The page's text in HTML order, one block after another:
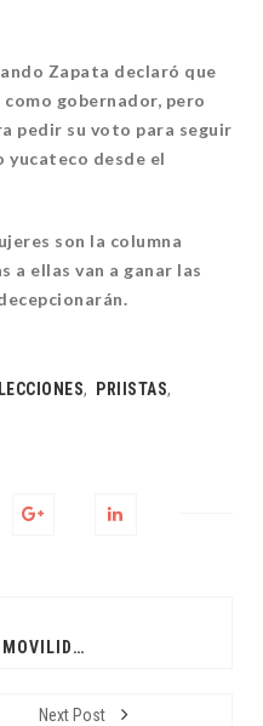
Zapata declaró que
gobernador, pero
pedir su voto para seguir
yucateco desde el
son la columna
a ellas van a ganar las
, PRIISTAS,
EL FUTURO DE LA MOVILIDAD YA ESTÁ EN EL ESTADO
Next Post